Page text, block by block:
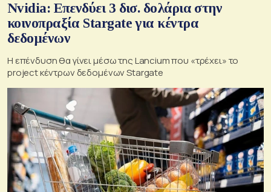
Nvidia: Επενδύει 3 δισ. δολάρια στην
κοινοπραξία Stargate για κέντρα
δεδομένων
Η επένδυση θα γίνει μέσω της Lancium που «τρέχει» το
project κέντρων δεδομένων Stargate